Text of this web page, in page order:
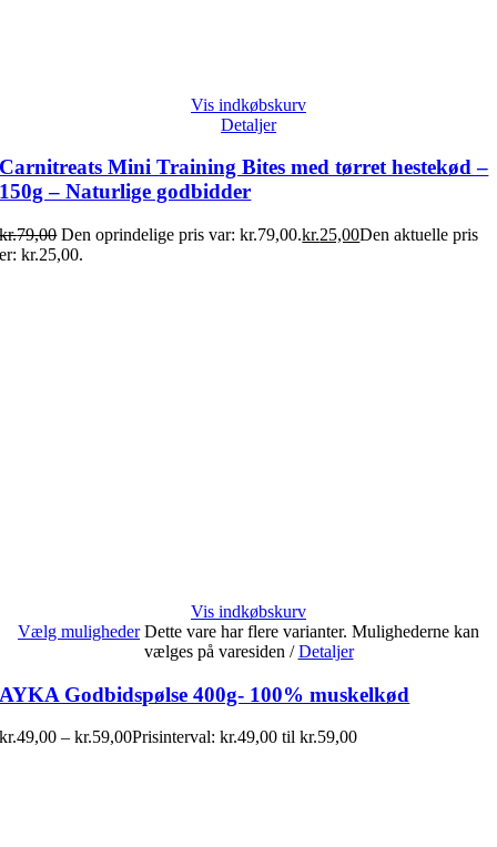
Vis indkøbskurv
Detaljer
Carnitreats Mini Training Bites med tørret hestekød –
150g – Naturlige godbidder
kr.79,00 Den oprindelige pris var: kr.79,00.kr.25,00Den aktuelle pris
er: kr.25,00.
Vis indkøbskurv
Vælg muligheder Dette vare har flere varianter. Mulighederne kan
vælges på varesiden / Detaljer
AYKA Godbidspølse 400g- 100% muskelkød
kr.49,00 – kr.59,00Prisinterval: kr.49,00 til kr.59,00